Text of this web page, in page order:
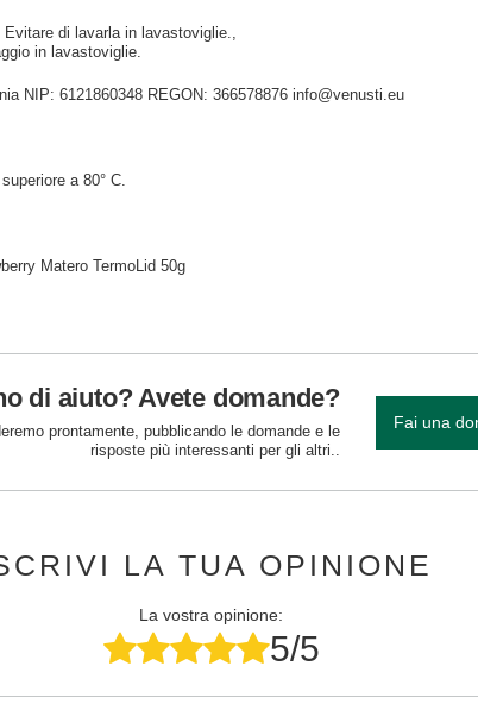
di lavarla in lavastoviglie.
in lavastoviglie.
NIP: 6121860348 REGON: 366578876 info@venusti.eu
a 80° C.
Matero TermoLid 50g
di aiuto? Avete domande?
prontamente, pubblicando le domande e le
risposte più interessanti per gli altri..
Fai una
LA TUA OPINIONE
La vostra opinione:
5/5